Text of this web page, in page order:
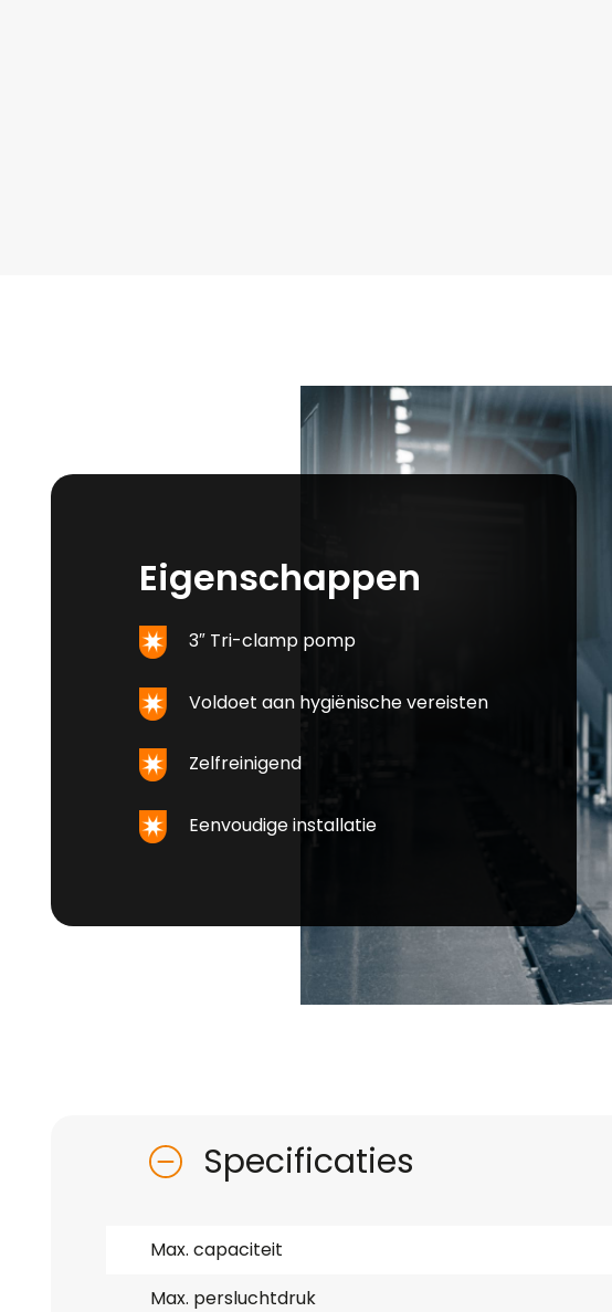
Eigenschappen
3″ Tri-clamp pomp
Voldoet aan hygiënische vereisten
Zelfreinigend
Eenvoudige installatie
Specificaties
Max. capaciteit
Max. persluchtdruk